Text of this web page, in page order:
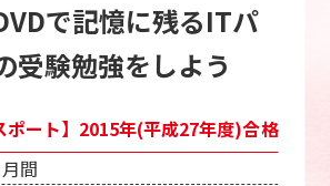
で記憶に残るITパ
受験勉強をしよう
ポート】2015年(平成27年度)合格
間